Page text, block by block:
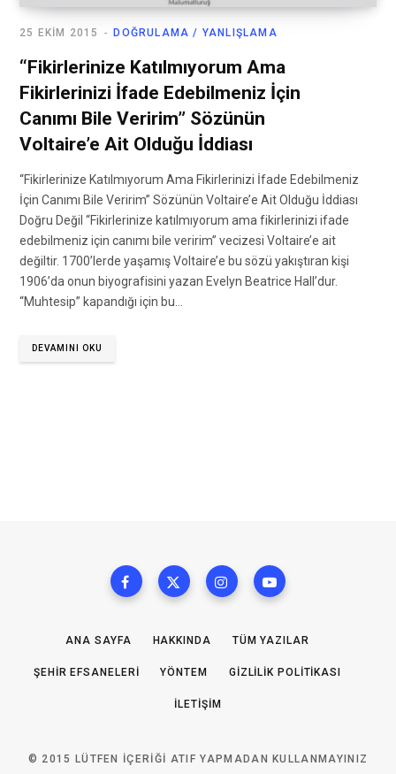
DOĞRULAMA / YANLIŞLAMA
25 EKIM 2015
“Fikirlerinize Katılmıyorum Ama
Fikirlerinizi İfade Edebilmeniz İçin
Canımı Bile Veririm” Sözünün
Voltaire’e Ait Olduğu İddiası
“Fikirlerinize Katılmıyorum Ama Fikirlerinizi İfade Edebilmeniz
İçin Canımı Bile Veririm” Sözünün Voltaire’e Ait Olduğu İddiası
Doğru Değil “Fikirlerinize katılmıyorum ama fikirlerinizi ifade
edebilmeniz için canımı bile veririm” vecizesi Voltaire’e ait
değiltir. 1700’lerde yaşamış Voltaire’e bu sözü yakıştıran kişi
1906’da onun biyografisini yazan Evelyn Beatrice Hall’dur.
“Muhtesip” kapandığı için bu…
DEVAMINI OKU
ANA SAYFA HAKKINDA TÜM YAZILAR
ŞEHIR EFSANELERI YÖNTEM GIZLILIK POLITIKASI
İLETIŞIM
© 2015 LÜTFEN IÇERIĞI ATIF YAPMADAN KULLANMAYINIZ